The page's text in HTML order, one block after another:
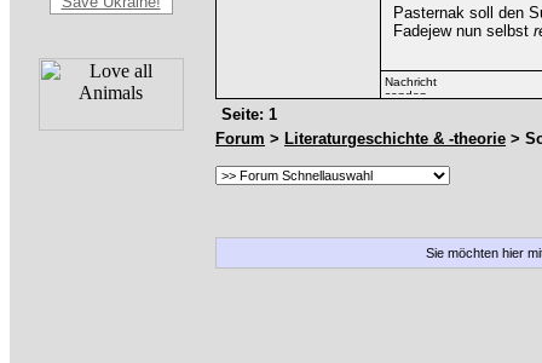
Pasternak soll den
Fadejew nun selbst
Seite: 1
Forum > Literaturgeschichte & -theorie >
Sie möchten hier